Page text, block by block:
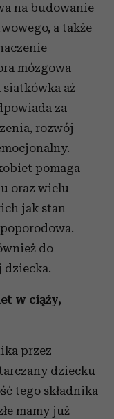
na budowanie
a także
mózgowa
siatkówka aż
za
rozwój
pomaga
oraz wielu
jak stan
do
dziecka.
w ciąży,
przez
dziecku
tego składnika
mamy już